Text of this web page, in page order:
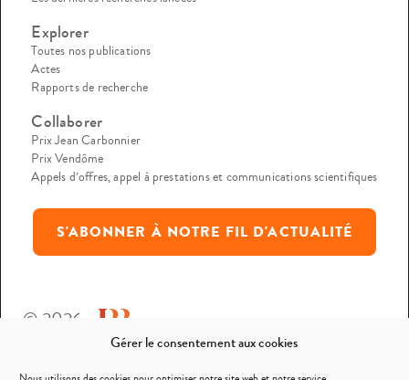
Gérer le consentement aux cookies
Explorer
Toutes nos publications
Actes
Rapports de recherche
Collaborer
Prix Jean Carbonnier
Prix Vendôme
Appels d’offres, appel à prestations et communications scientifiques
S'ABONNER À NOTRE FIL D'ACTUALITÉ
© 2026